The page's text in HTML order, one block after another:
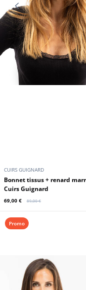
CUIRS GUIGNARD
Bonnet tissus + renard marron
Cuirs Guignard
69,00 € 89,00 €
Promo